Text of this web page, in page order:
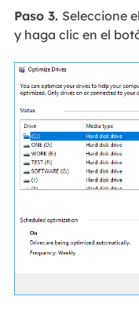
Paso 3. Seleccione
y haga clic en el